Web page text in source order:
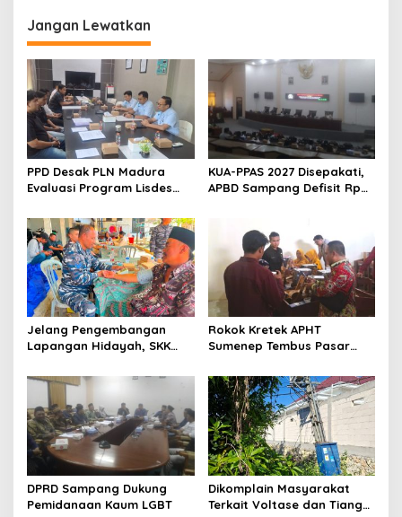
Jangan Lewatkan
PPD Desak PLN Madura
Evaluasi Program Lisdes
KUA-PPAS 2027 Disepakati,
APBD Sampang Defisit Rp
Jelang Pengembangan
Lapangan Hidayah, SKK
Perkuat Sinergi dengan
Nelayan Sampang
Rokok Kretek APHT
Sumenep Tembus Pasar
DPRD Sampang Dukung
Pemidanaan Kaum LGBT
Dikomplain Masyarakat
Terkait Voltase dan Tiang